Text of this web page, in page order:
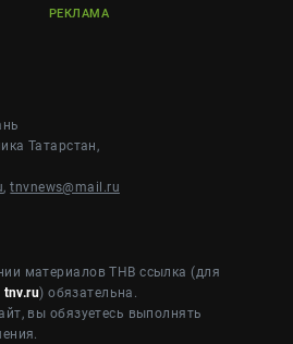
РЕКЛАМА
Татарстан,
,tnvnews@mail.ru
материалов ТНВ ссылка (для
tnv.ru) обязательна.
вы обязуетесь выполнять